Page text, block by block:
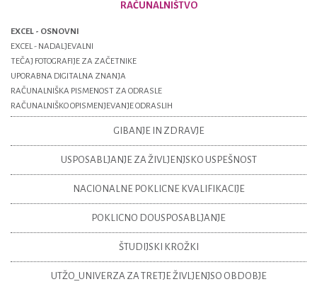
RAČUNALNIŠTVO
EXCEL - OSNOVNI
EXCEL - NADALJEVALNI
TEČAJ FOTOGRAFIJE ZA ZAČETNIKE
UPORABNA DIGITALNA ZNANJA
RAČUNALNIŠKA PISMENOST ZA ODRASLE
RAČUNALNIŠKO OPISMENJEVANJE ODRASLIH
GIBANJE IN ZDRAVJE
USPOSABLJANJE ZA ŽIVLJENJSKO USPEŠNOST
NACIONALNE POKLICNE KVALIFIKACIJE
POKLICNO DOUSPOSABLJANJE
ŠTUDIJSKI KROŽKI
UTŽO_UNIVERZA ZA TRETJE ŽIVLJENJSO OBDOBJE